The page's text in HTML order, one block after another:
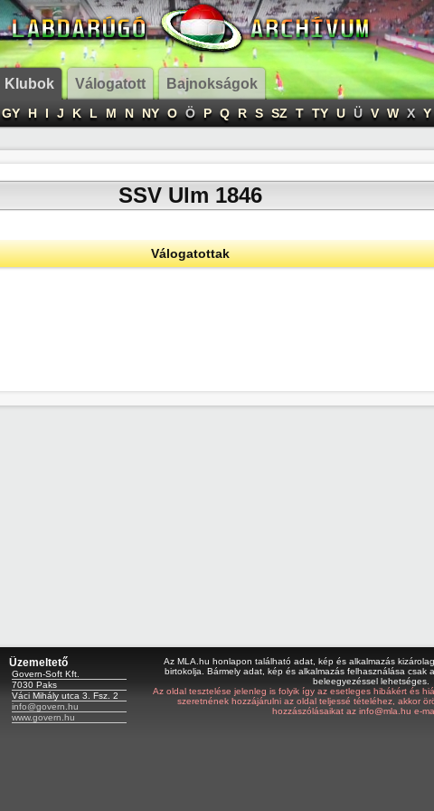
Klubok Válogatott Bajnokságok
GY H I J K L M N NY O Ö P Q R S SZ T TY U Ü V W X Y
SSV Ulm 1846
Válogatottak
Üzemeltető
Govern-Soft Kft.
7030 Paks
Váci Mihály utca 3. Fsz. 2
info@govern.hu
www.govern.hu
Az MLA.hu honlapon található adat, kép és alkalmazás
birtokolja. Bármely adat, kép és alkalmazás felhasználása csak
beleegyezéssel lehetséges.
Az oldal tesztelése jelenleg is folyik így az esetleges hibákért és
szeretnének hozzájárulni az oldal teljessé tételéhez, akkor
hozzászólásaikat az info@mla.hu e-